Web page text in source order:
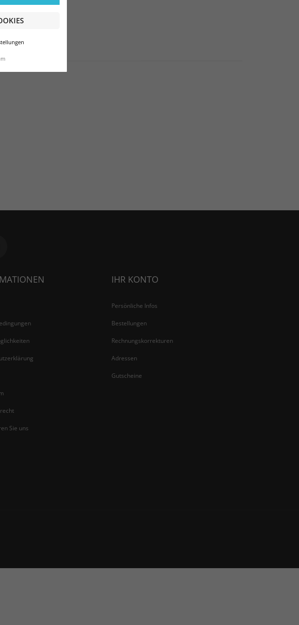
Sie uns
IHR KONTO
Persönliche Infos
Bestellungen
Rechnungskorrekturen
Adressen
Gutscheine